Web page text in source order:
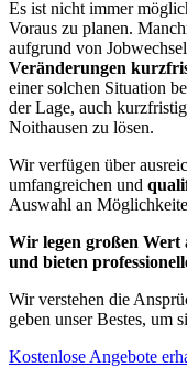
Es ist nicht immer
Voraus zu planen.
aufgrund von
Veränderungen
einer solchen Situation
der Lage, auch
Noithausen zu lösen.
Wir verfügen über
umfangreichen und
Auswahl an
Wir legen großen Wert
und bieten
Wir verstehen die
geben unser Bestes, um
Kostenlose Angebote